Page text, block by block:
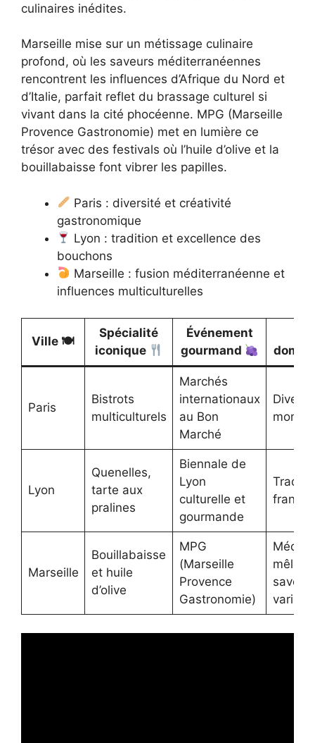
culinaires inédites.
Marseille mise sur un métissage culinaire
profond, où les saveurs méditerranéennes
rencontrent les influences d’Afrique du Nord et
d’Italie, parfait reflet du brassage culturel si
vivant dans la cité phocéenne. MPG (Marseille
Provence Gastronomie) met en lumière ce
trésor avec des festivals où l’huile d’olive et la
bouillabaisse font vibrer les papilles.
Paris : diversité et créativité
gastronomique
Lyon : tradition et excellence des
bouchons
Marseille : fusion méditerranéenne et
influences multiculturelles
Ville 🍽
Spécialité
iconique
Événement
gourmand
Paris
Bistrots
multiculturels
Marchés
internationaux
au Bon
Marché
Lyon
Quenelles,
tarte aux
pralines
Biennale de
Lyon
culturelle et
gourmande
Marseille
Bouillabaisse
et huile
d’olive
MPG
(Marseille
Provence
Gastronomie)
mêlée
variées